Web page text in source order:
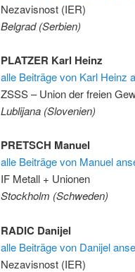
Nezavisnost (IER)
Belgrad (Serbien)
PLATZER Karl Heinz
alle Beiträge von Karl Heinz
ZSSS – Union der freien
Lublijana (Slovenien)
PRETSCH Manuel
alle Beiträge von Manuel
IF Metall + Unionen
Stockholm (Schweden)
RADIC Danijel
alle Beiträge von Danijel
Nezavisnost (IER)